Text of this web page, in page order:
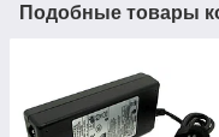
Подобные товары